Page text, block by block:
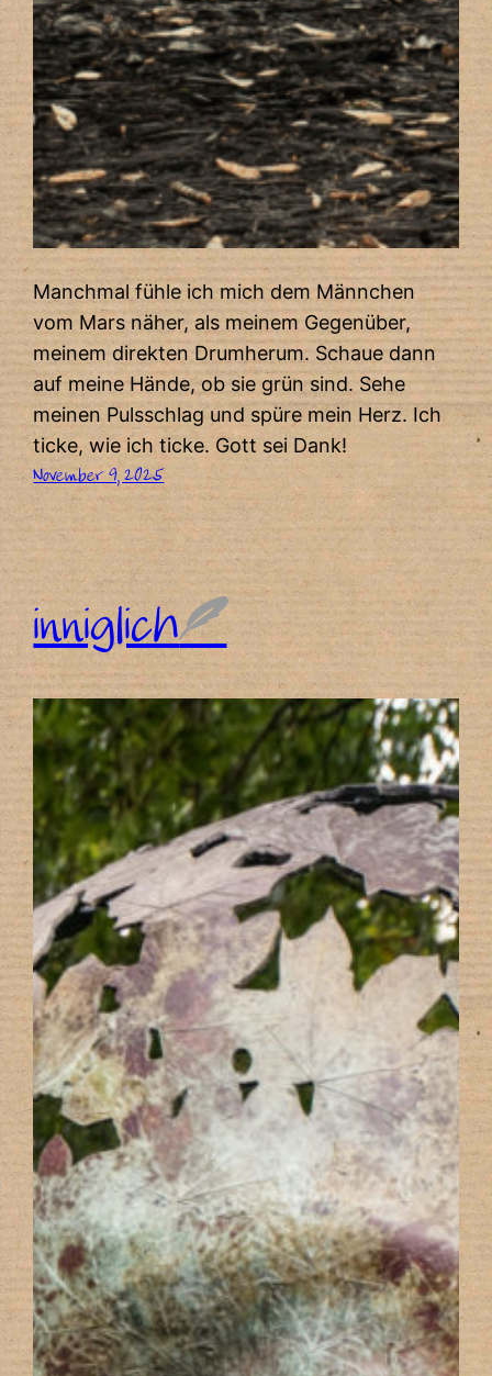
Manchmal fühle ich mich dem Männchen
vom Mars näher, als meinem Gegenüber,
meinem direkten Drumherum. Schaue dann
auf meine Hände, ob sie grün sind. Sehe
meinen Pulsschlag und spüre mein Herz. Ich
ticke, wie ich ticke. Gott sei Dank!
November 9, 2025
inniglich